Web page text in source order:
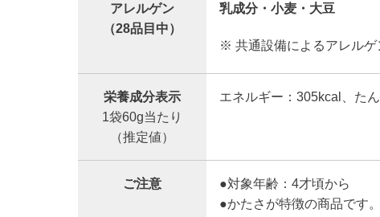
アレルゲン
（28品目中）
乳成分・小麦・大豆
※ 共通設備によるアレルゲ
栄養成分表示
1袋60g当たり
（推定値）
エネルギー：305kcal、た
ご注意
●対象年齢：4才頃から
●かたさが特徴の商品です